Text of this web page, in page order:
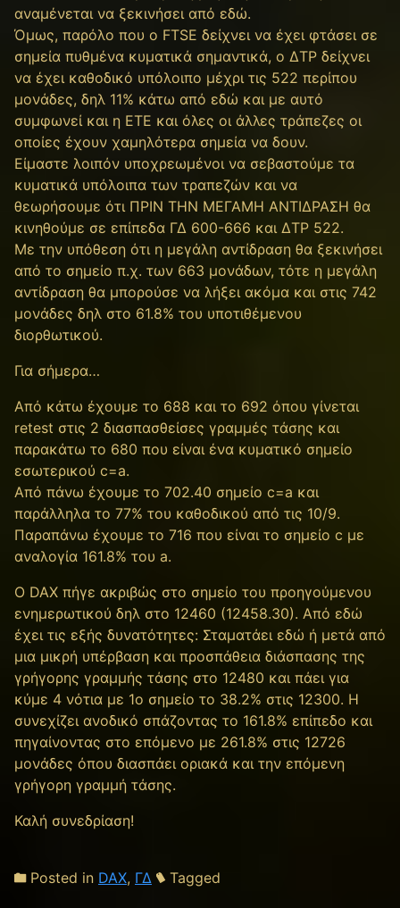
αναμένεται να ξεκινήσει από εδώ.
Όμως, παρόλο που ο FTSE δείχνει να έχει φτάσει σε
σημεία πυθμένα κυματικά σημαντικά, ο ΔΤΡ δείχνει
να έχει καθοδικό υπόλοιπο μέχρι τις 522 περίπου
μονάδες, δηλ 11% κάτω από εδώ και με αυτό
συμφωνεί και η ΕΤΕ και όλες οι άλλες τράπεζες οι
οποίες έχουν χαμηλότερα σημεία να δουν.
Είμαστε λοιπόν υποχρεωμένοι να σεβαστούμε τα
κυματικά υπόλοιπα των τραπεζών και να
θεωρήσουμε ότι ΠΡΙΝ ΤΗΝ ΜΕΓΑΜΗ ΑΝΤΙΔΡΑΣΗ θα
κινηθούμε σε επίπεδα ΓΔ 600-666 και ΔΤΡ 522.
Με την υπόθεση ότι η μεγάλη αντίδραση θα ξεκινήσει
από το σημείο π.χ. των 663 μονάδων, τότε η μεγάλη
αντίδραση θα μπορούσε να λήξει ακόμα και στις 742
μονάδες δηλ στο 61.8% του υποτιθέμενου
διορθωτικού.
Για σήμερα…
Από κάτω έχουμε το 688 και το 692 όπου γίνεται
retest στις 2 διασπασθείσες γραμμές τάσης και
παρακάτω το 680 που είναι ένα κυματικό σημείο
εσωτερικού c=a.
Από πάνω έχουμε το 702.40 σημείο c=a και
παράλληλα το 77% του καθοδικού από τις 10/9.
Παραπάνω έχουμε το 716 που είναι το σημείο c με
αναλογία 161.8% του a.
Ο DAX πήγε ακριβώς στο σημείο του προηγούμενου
ενημερωτικού δηλ στο 12460 (12458.30). Από εδώ
έχει τις εξής δυνατότητες: Σταματάει εδώ ή μετά από
μια μικρή υπέρβαση και προσπάθεια διάσπασης της
γρήγορης γραμμής τάσης στο 12480 και πάει για
κύμε 4 νότια με 1ο σημείο το 38.2% στις 12300. Η
συνεχίζει ανοδικό σπάζοντας το 161.8% επίπεδο και
πηγαίνοντας στο επόμενο με 261.8% στις 12726
μονάδες όπου διασπάει οριακά και την επόμενη
γρήγορη γραμμή τάσης.
Καλή συνεδρίαση!
Posted in DAX, ΓΔ Tagged